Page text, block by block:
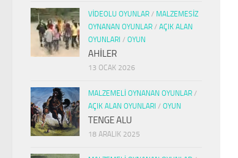
VIDEOLU OYUNLAR / MALZEMESIZ
OYNANAN OYUNLAR / AÇIK ALAN
OYUNLARI / OYUN
AHİLER
13 OCAK 2026
MALZEMELI OYNANAN OYUNLAR /
AÇIK ALAN OYUNLARI / OYUN
TENGE ALU
18 ARALIK 2025